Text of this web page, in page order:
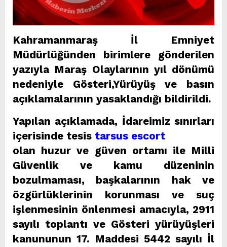
Kahramanmaraş İl Emniyet
Müdürlüğünden birimlere gönderilen
yazıyla Maraş Olaylarının yıl dönümü
nedeniyle Gösteri,Yürüyüş ve basın
açıklamalarının yasaklandığı bildirildi.
Yapılan açıklamada, İdareimiz sınırları
içerisinde tesis tarsus escort
olan huzur ve güven ortamı ile Milli
Güvenlik ve kamu düzeninin
bozulmaması, başkalarının hak ve
özgürlüklerinin korunması ve suç
işlenmesinin önlenmesi amacıyla, 2911
sayılı toplantı ve Gösteri yürüyüşleri
kanununun 17. Maddesi 5442 sayılı İl